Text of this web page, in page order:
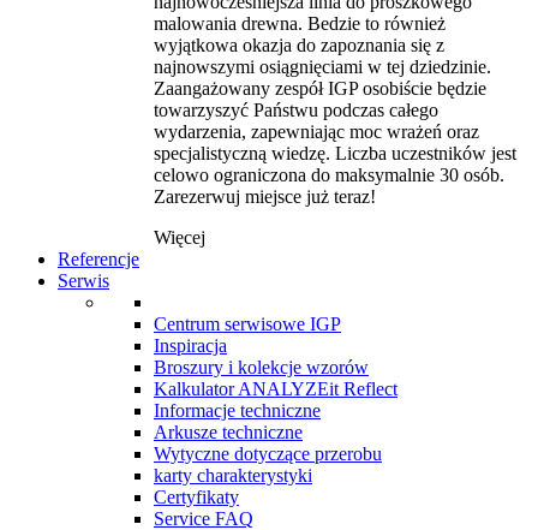
malowania drewna. Bedzie to również
wyjątkowa okazja do zapoznania się z
najnowszymi osiągnięciami w tej dziedzinie.
Zaangażowany zespół IGP osobiście będzie
towarzyszyć Państwu podczas całego
wydarzenia, zapewniając moc wrażeń oraz
specjalistyczną wiedzę. Liczba uczestników jest
celowo ograniczona do maksymalnie 30 osób.
Zarezerwuj miejsce już teraz!
Więcej
Referencje
Serwis
Centrum serwisowe IGP
Inspiracja
Broszury i kolekcje wzorów
Kalkulator ANALYZEit Reflect
Informacje techniczne
Arkusze techniczne
Wytyczne dotyczące przerobu
karty charakterystyki
Certyfikaty
Service FAQ